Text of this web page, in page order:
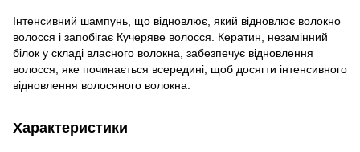
Інтенсивний шампунь, що відновлює, який відновлює волокно
волосся і запобігає Кучеряве волосся. Кератин, незамінний
білок у складі власного волокна, забезпечує відновлення
волосся, яке починається всередині, щоб досягти інтенсивного
відновлення волосяного волокна.
Характеристики